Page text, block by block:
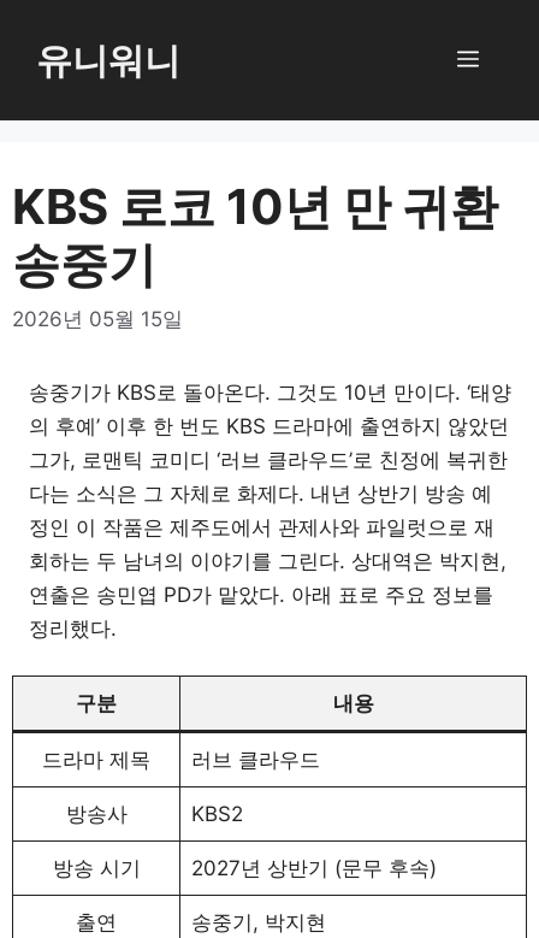
로
너
뛰
기
유니워니 메
KBS 로코 10년 만 귀환
송중기
2026년 05월 15일
송중기가 KBS로 돌아온다. 그것도 10년 만이다. ‘태양
의 후예’ 이후 한 번도 KBS 드라마에 출연하지 않았던
그가, 로맨틱 코미디 ‘러브 클라우드’로 친정에 복귀한
다는 소식은 그 자체로 화제다. 내년 상반기 방송 예
정인 이 작품은 제주도에서 관제사와 파일럿으로 재
회하는 두 남녀의 이야기를 그린다. 상대역은 박지현,
연출은 송민엽 PD가 맡았다. 아래 표로 주요 정보를
정리했다.
구분 내용
드라마 제목 러브 클라우드
방송사 KBS2
방송 시기 2027년 상반기 (문무 후속)
출연 송중기, 박지현